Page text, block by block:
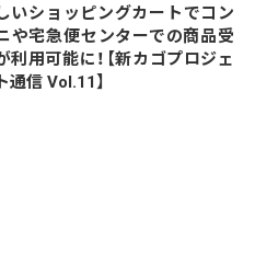
いショッピングカートでコン
や宅急便センターでの商品受
利用可能に！【新カゴプロジェ
通信 Vol.11】